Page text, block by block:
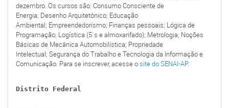
dezembro. Os cursos são: Consumo Consciente de
Energia; Desenho Arquitetônico; Educação
Ambiental; Empreendedorismo; Finanças pessoais; Lógica de
Programação; Logística (5´s e almoxarifado); Metrologia; Noções
Básicas de Mecânica Automobilística; Propriedade
Intelectual; Segurança do Trabalho e Tecnologia da Informação e
Comunicação. Para se inscrever, acesse osite do SENAI-AP.
Distrito Federal